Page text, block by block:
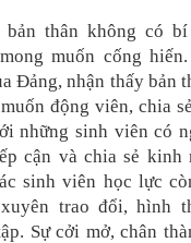
bản thân không có
muốn cống
Đảng, nhận thấy bản
động viên, chia
những sinh viên có
cận và chia sẻ kinh
sinh viên học lực
trao đổi, hình
Sự cởi mở, chân